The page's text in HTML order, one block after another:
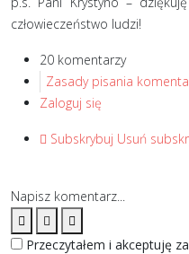
człowieczeństwo ludzi!
20 komentarzy
Zasady pisania
Zaloguj się
Subskrybuj Usuń
Napisz komentarz...
Przeczytałem i akceptuję